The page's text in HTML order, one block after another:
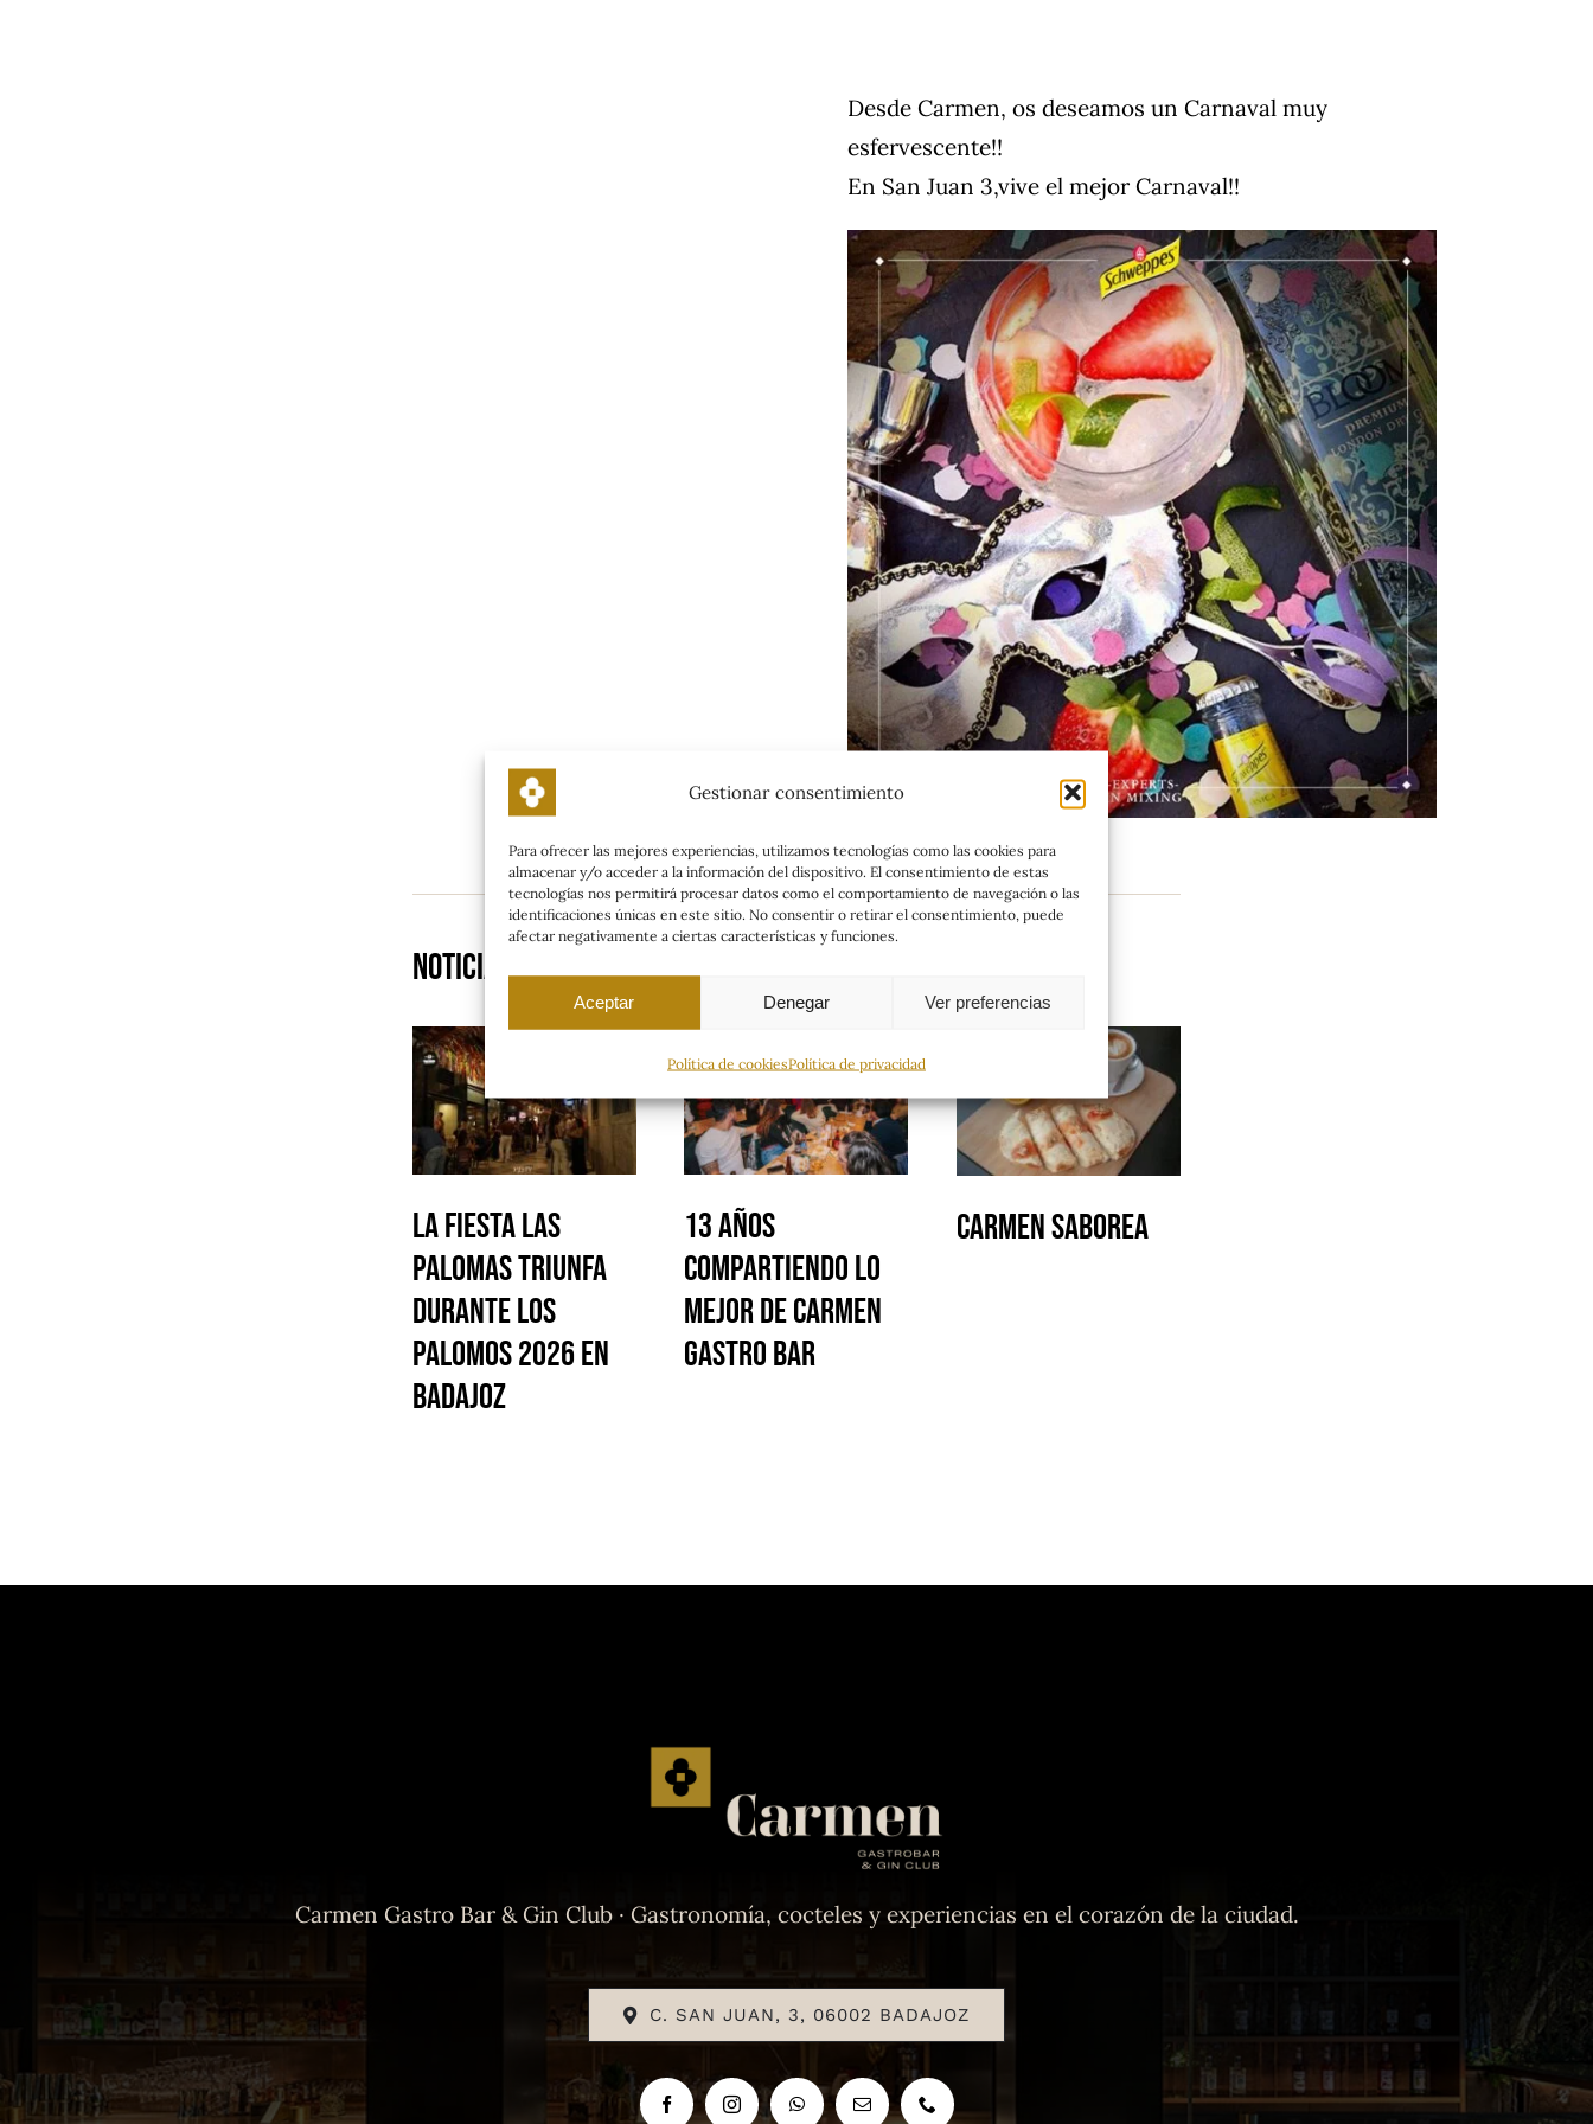
Gestionar consentimiento
Para ofrecer las mejores experiencias, utilizamos tecnologías como las cookies para
almacenar y/o acceder a la información del dispositivo. El consentimiento de estas
tecnologías nos permitirá procesar datos como el comportamiento de navegación o las
identificaciones únicas en este sitio. No consentir o retirar el consentimiento, puede
afectar negativamente a ciertas características y funciones.
Aceptar Denegar Ver preferencias
Política de cookiesPolítica de privacidad
Desde Carmen, os deseamos un Carnaval muy
esfervescente!!
En San Juan 3,vive el mejor Carnaval!!
Noticias relacionadas
La Fiesta LAS
PALOMAS triunfa
durante Los
Palomos 2026 en
Badajoz
13 Años
Compartiendo lo
Mejor de Carmen
Gastro Bar
Carmen Saborea
Carmen Gastro Bar & Gin Club · Gastronomía, cocteles y experiencias en el corazón de la ciudad.
C. SAN JUAN, 3, 06002 BADAJOZ